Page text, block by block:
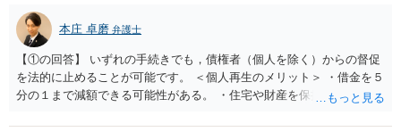
本庄 卓磨 弁護士
【①の回答】 いずれの手続きでも，債権者（個人を除く）からの督促
を法的に止めることが可能です。 ＜個人再生のメリット＞ ・借金を５
分の１まで減額できる可能性がある。 ・住宅や財産を保持できる（た
理的抵抗が小さい（個人差あり）。 ＜自己破産のメリット＞ ・税金等